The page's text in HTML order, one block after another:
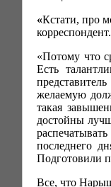
«Кстати, про
корреспондент.
«Потому что
Есть
желаемую
такая
достойны
последнего
Подготовили
Все, что